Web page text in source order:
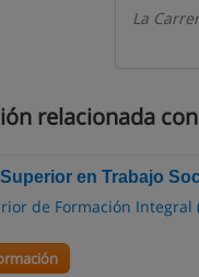
La
relacionada
en Trabajo
de Formación Integral